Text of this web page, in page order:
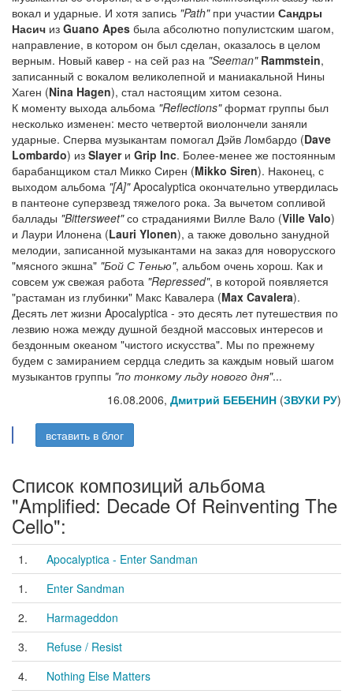
вокал и ударные. И хотя запись "Path"при участии Сандры
Насич из Guano Apes была абсолютно популистским шагом,
направление, в котором он был сделан, оказалось в целом
верным. Новый кавер - на сей раз на "Seeman" Rammstein,
записанный с вокалом великолепной и маниакальной Нины
Хаген (Nina Hagen), стал настоящим хитом сезона.
К моменту выхода альбома "Reflections"формат группы был
несколько изменен: место четвертой виолончели заняли
ударные. Сперва музыкантам помогал Дэйв Ломбардо (Dave
Lombardo) из Slayerи Grip Inc. Более-менее же постоянным
барабанщиком стал Микко Сирен (Mikko Siren). Наконец, с
выходом альбома "[A]"Apocalyptica окончательно утвердилась
в пантеоне суперзвезд тяжелого рока. За вычетом сопливой
баллады "Bittersweet"со страданиями Вилле Вало (Ville Valo)
и Лаури Илонена (Lauri Ylonen), а также довольно занудной
мелодии, записанной музыкантами на заказ для новорусского
"мясного экшна" "Бой С Тенью", альбом очень хорош. Как и
совсем уж свежая работа "Repressed", в которой появляется
"растаман из глубинки" Макс Кавалера (Max Cavalera).
Десять лет жизни Apocalyptica - это десять лет путешествия по
лезвию ножа между душной бездной массовых интересов и
бездонным океаном "чистого искусства". Мы по прежнему
будем с замиранием сердца следить за каждым новый шагом
музыкантов группы "по тонкому льду нового дня"...
16.08.2006, Дмитрий БЕБЕНИН (ЗВУКИ РУ)
вставить в блог
Список композиций альбома
"Amplified: Decade Of Reinventing The
Cello":
1.
Apocalyptica - Enter Sandman
1.
Enter Sandman
2.
Harmageddon
3.
Refuse / Resist
4.
Nothing Else Matters